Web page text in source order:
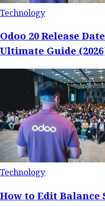
Technology
Odoo 20 Release
Ultimate Guide
Technology
How to Edit Balance